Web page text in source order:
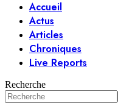
Accueil
Actus
Articles
Chroniques
Live Reports
Recherche